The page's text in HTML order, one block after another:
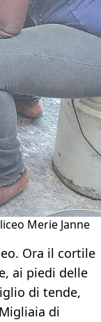
Merie Janne
Ora il cortile
ai piedi delle
di tende,
di